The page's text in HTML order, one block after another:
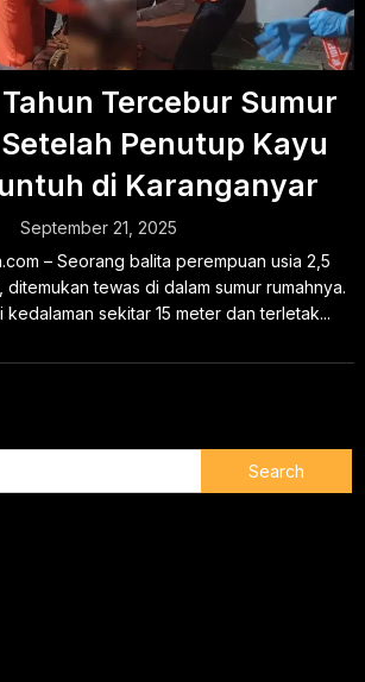
Tercebur Sumur
Penutup Kayu
di Karanganyar
September 21, 2025
– Seorang balita perempuan usia 2,5
ditemukan tewas di dalam sumur rumahnya.
kedalaman sekitar 15 meter dan terletak...